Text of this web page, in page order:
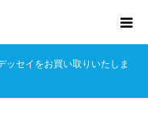
ッセイをお買い取りいたしま